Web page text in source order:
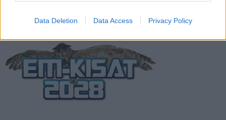
Data Deletion Data Access Privacy Policy